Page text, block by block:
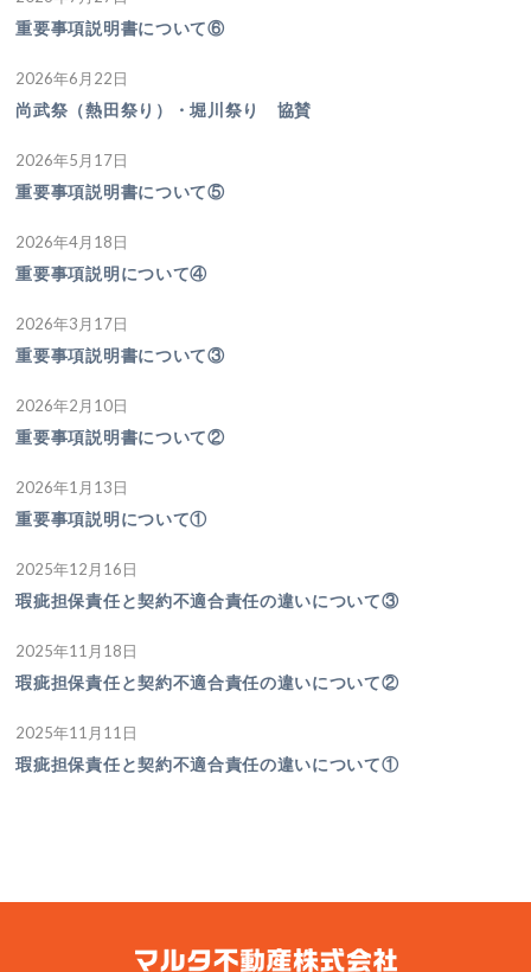
重要事項説明書について⑥
2026年6月22日
尚武祭（熱田祭り）・堀川祭り 協賛
2026年5月17日
重要事項説明書について⑤
2026年4月18日
重要事項説明について④
2026年3月17日
重要事項説明書について③
2026年2月10日
重要事項説明書について②
2026年1月13日
重要事項説明について①
2025年12月16日
瑕疵担保責任と契約不適合責任の違いについて③
2025年11月18日
瑕疵担保責任と契約不適合責任の違いについて②
2025年11月11日
瑕疵担保責任と契約不適合責任の違いについて①